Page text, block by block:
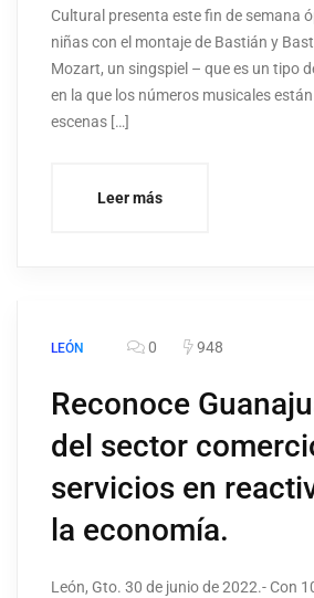
Cultural presenta este fin de semana
niñas con el montaje de Bastián y
Mozart, un singspiel – que es un tipo
en la que los números musicales
escenas […]
Leer más
LEÓN 0 948
Reconoce
del sector
servicios en
la economía.
León, Gto. 30 de junio de 2022.- Con